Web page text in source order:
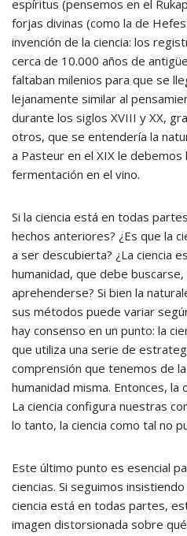
espíritus (pensemos en el
forjas divinas (como la de
invención de la ciencia: los
cerca de 10.000 años de
faltaban milenios para que se
lejanamente similar al
durante los siglos XVIII y XX,
otros, que se entendería la
a Pasteur en el XIX le debemos
fermentación en el vino.
Si la ciencia está en todas
hechos anteriores? ¿Es que la
a ser descubierta? ¿La ciencia
humanidad, que debe
aprehenderse? Si bien la
sus métodos puede variar
hay consenso en un punto: la
que utiliza una serie de
comprensión que tenemos de
humanidad misma. Entonces, la
La ciencia configura nuestras
lo tanto, la ciencia como tal no
Este último punto es esencial
ciencias. Si seguimos
ciencia está en todas partes,
imagen distorsionada sobre